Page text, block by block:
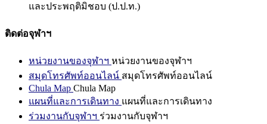
และประพฤติมิชอบ (ป.ป.ท.)
ติดต่อจุฬาฯ
หน่วยงานของจุฬาฯ หน่วยงานของจุฬาฯ
สมุดโทรศัพท์ออนไลน์ สมุดโทรศัพท์ออนไลน์
Chula Map Chula Map
แผนที่และการเดินทาง แผนที่และการเดินทาง
ร่วมงานกับจุฬาฯ ร่วมงานกับจุฬาฯ